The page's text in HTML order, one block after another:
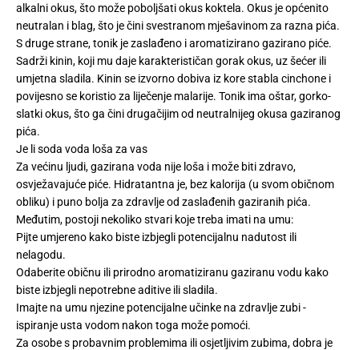
alkalni okus, što može poboljšati okus koktela. Okus je općenito
neutralan i blag, što je čini svestranom mješavinom za razna pića.
S druge strane, tonik je zaslađeno i aromatizirano gazirano piće.
Sadrži kinin, koji mu daje karakterističan gorak okus, uz šećer ili
umjetna sladila. Kinin se izvorno dobiva iz kore stabla cinchone i
povijesno se koristio za liječenje malarije. Tonik ima oštar, gorko-
slatki okus, što ga čini drugačijim od neutralnijeg okusa gaziranog
pića.
Je li soda voda loša za vas
Za većinu ljudi, gazirana voda nije loša i može biti zdravo,
osvježavajuće piće. Hidratantna je, bez kalorija (u svom običnom
obliku) i puno bolja za zdravlje od zaslađenih gaziranih pića.
Međutim, postoji nekoliko stvari koje treba imati na umu:
Pijte umjereno kako biste izbjegli potencijalnu nadutost ili
nelagodu.
Odaberite običnu ili prirodno aromatiziranu gaziranu vodu kako
biste izbjegli nepotrebne aditive ili sladila.
Imajte na umu njezine potencijalne učinke na zdravlje zubi -
ispiranje usta vodom nakon toga može pomoći.
Za osobe s probavnim problemima ili osjetljivim zubima, dobra je